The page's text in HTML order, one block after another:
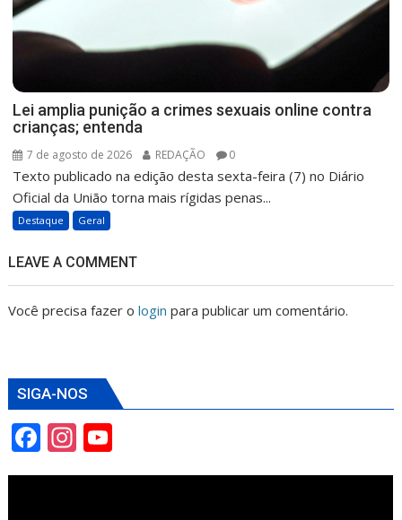
Lei amplia punição a crimes sexuais online contra
crianças; entenda
7 de agosto de 2026 REDAÇÃO 0
Texto publicado na edição desta sexta-feira (7) no Diário
Oficial da União torna mais rígidas penas...
Destaque Geral
LEAVE A COMMENT
Você precisa fazer ologin para publicar um comentário.
SIGA-NOS
F
ac
In
st o